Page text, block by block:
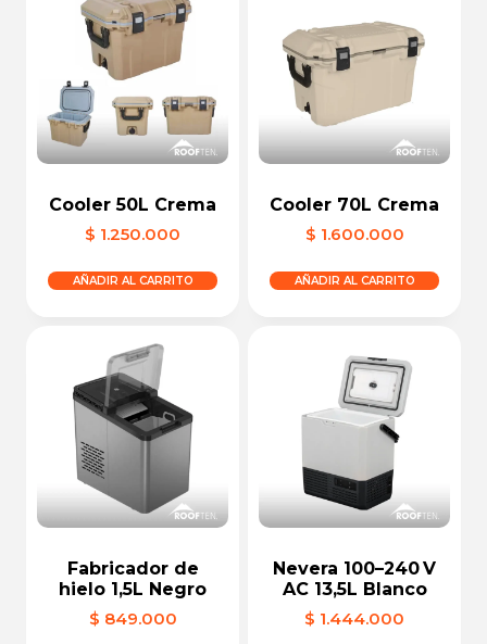
Cooler 50L Crema
$ 1.250.000
AÑADIR AL CARRITO
Cooler 70L Crema
$ 1.600.000
AÑADIR AL CARRITO
Fabricador de
hielo 1,5L Negro
$ 849.000
Nevera 100–240 V
AC 13,5L Blanco
$ 1.444.000